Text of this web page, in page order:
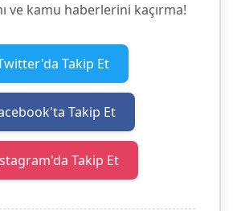
ve kamu haberlerini kaçırma!
Takip Et
Takip Et
Takip Et